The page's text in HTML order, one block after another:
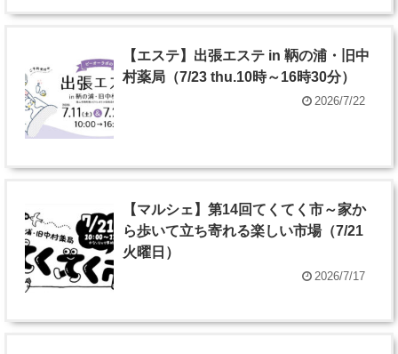
【エステ】出張エステ in 鞆の浦・旧中
村薬局（7/23 thu.10時～16時30分）
2026/7/22
【マルシェ】第14回てくてく市～家か
ら歩いて立ち寄れる楽しい市場（7/21
火曜日）
2026/7/17